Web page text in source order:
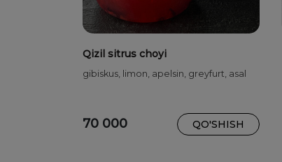
Qizil sitrus choyi
gibiskus, limon, apelsin, greyfurt, asal
70 000 QO'SHISH